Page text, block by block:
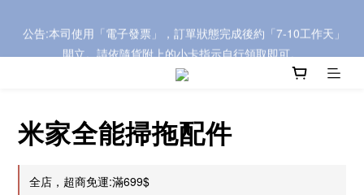
開立。請依隨貨附上的小卡指示自行領取即可。
開立。請依隨貨附上的小卡指示自行領取即可。
🌟全館🌟滿699超取免運/滿999宅配免運
公告:本司使用「電子發票」，訂單狀態完成後約「7-10工作天」
開立。請依隨貨附上的小卡指示自行領取即可。
米家全能掃拖配件
全店，超商免運:滿699$